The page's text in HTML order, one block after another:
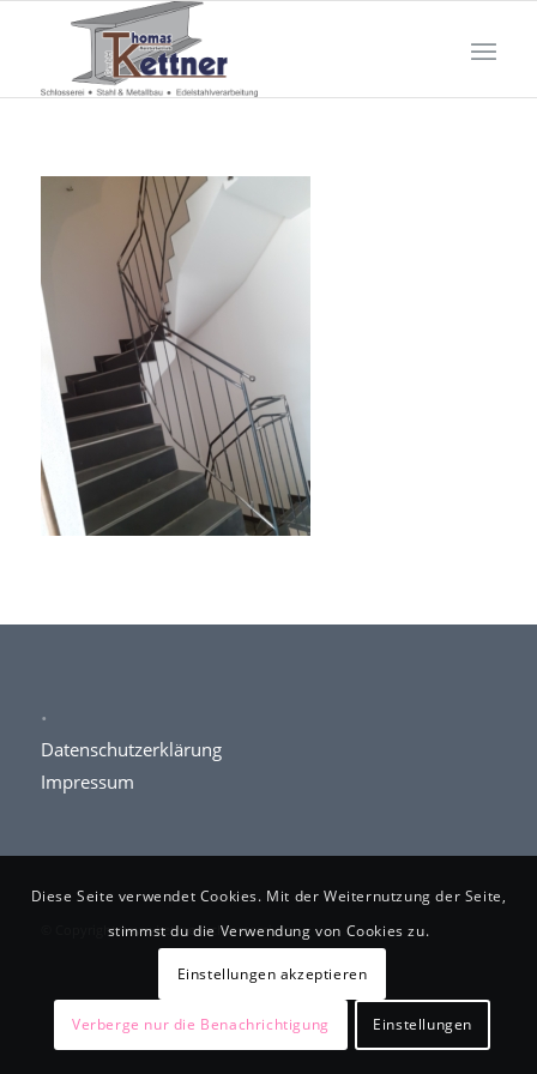
.
Datenschutzerklärung
Impressum
© Copyright www.kettner-schlosserei.de
Diese Seite verwendet Cookies. Mit der Weiternutzung der Seite,
stimmst du die Verwendung von Cookies zu.
Einstellungen akzeptieren
Verberge nur die Benachrichtigung Einstellungen